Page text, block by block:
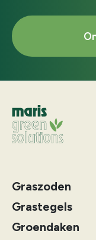
Graszoden
Grastegels
Groendaken